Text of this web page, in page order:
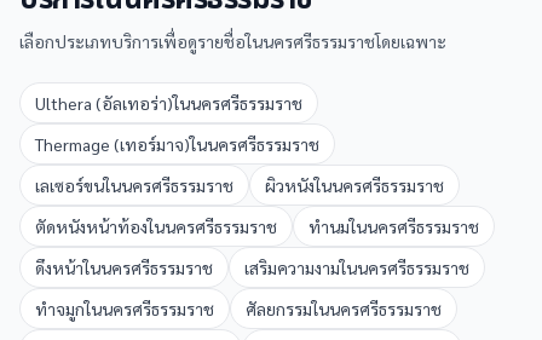
เลือกประเภทบริการเพื่อดูรายชื่อในนครศรีธรรมราชโดยเฉพาะ
Ulthera (อัลเทอร่า)ในนครศรีธรรมราช
Thermage (เทอร์มาจ)ในนครศรีธรรมราช
เลเซอร์ขนในนครศรีธรรมราช ผิวหนังในนครศรีธรรมราช
ตัดหนังหน้าท้องในนครศรีธรรมราช ทำนมในนครศรีธรรมราช
ดึงหน้าในนครศรีธรรมราช เสริมความงามในนครศรีธรรมราช
ทำจมูกในนครศรีธรรมราช ศัลยกรรมในนครศรีธรรมราช